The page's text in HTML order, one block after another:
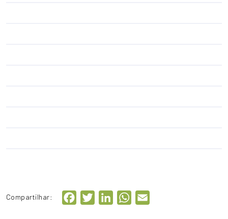
Compartilhar: FacebookTwitterLinkedInWhatsApp